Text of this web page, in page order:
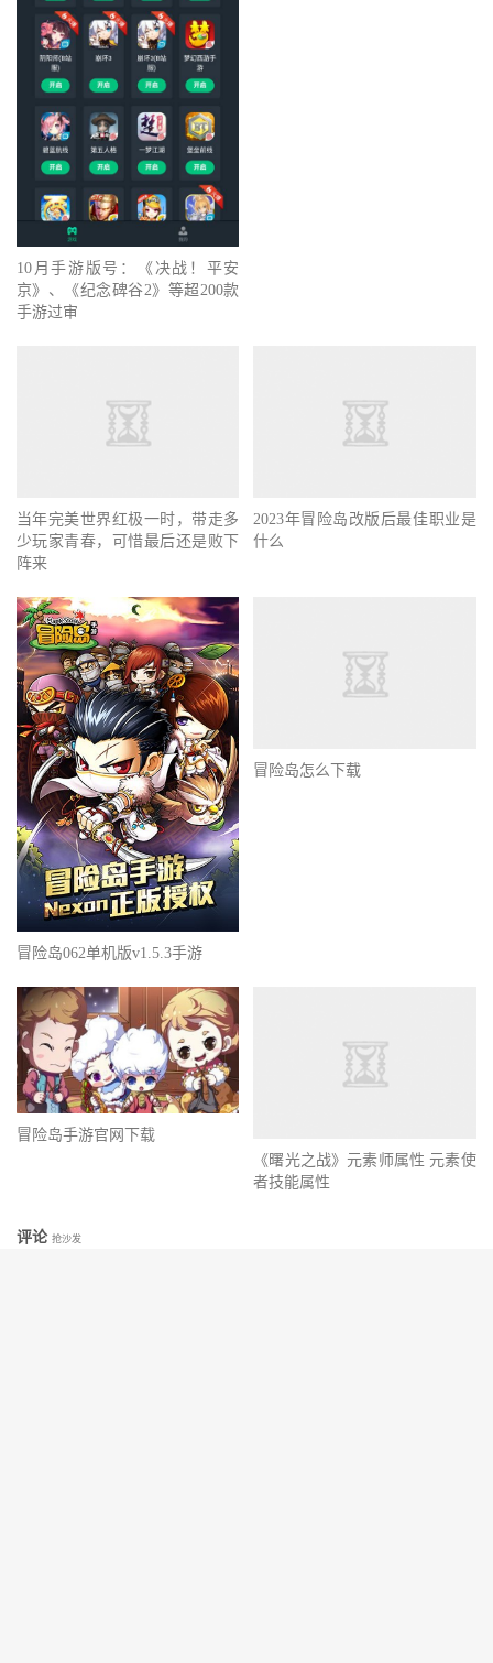
10月手游版号：《决战！平安
京》、《纪念碑谷2》等超200款
手游过审
当年完美世界红极一时，带走多
少玩家青春，可惜最后还是败下
阵来
2023年冒险岛改版后最佳职业是
什么
冒险岛062单机版v1.5.3手游
冒险岛怎么下载
冒险岛手游官网下载
《曙光之战》元素师属性 元素使
者技能属性
评论 抢沙发